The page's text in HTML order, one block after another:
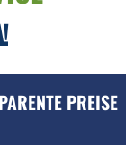
PREISE